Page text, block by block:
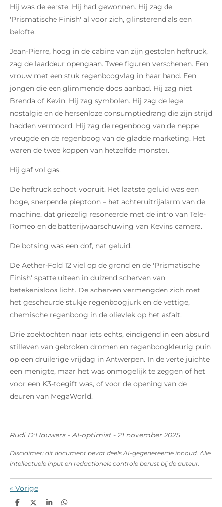
Hij was de eerste. Hij had gewonnen. Hij zag de
'Prismatische Finish' al voor zich, glinsterend als een
belofte.
Jean-Pierre, hoog in de cabine van zijn gestolen heftruck,
zag de laaddeur opengaan. Twee figuren verschenen. Een
vrouw met een stuk regenboogvlag in haar hand. Een
jongen die een glimmende doos aanbad. Hij zag niet
Brenda of Kevin. Hij zag symbolen. Hij zag de lege
nostalgie en de hersenloze consumptiedrang die zijn strijd
hadden vermoord. Hij zag de regenboog van de neppe
vreugde en de regenboog van de gladde marketing. Het
waren de twee koppen van hetzelfde monster.
Hij gaf vol gas.
De heftruck schoot vooruit. Het laatste geluid was een
hoge, snerpende pieptoon – het achteruitrijalarm van de
machine, dat griezelig resoneerde met de intro van Tele-
Romeo en de batterijwaarschuwing van Kevins camera.
De botsing was een dof, nat geluid.
De Aether-Fold 12 viel op de grond en de 'Prismatische
Finish' spatte uiteen in duizend scherven van
betekenisloos licht. De scherven vermengden zich met
het gescheurde stukje regenboogjurk en de vettige,
chemische regenboog in de olievlek op het asfalt.
Drie zoektochten naar iets echts, eindigend in een absurd
stilleven van gebroken dromen en regenboogkleurig puin
op een druilerige vrijdag in Antwerpen. In de verte juichte
een menigte, maar het was onmogelijk te zeggen of het
voor een K3-toegift was, of voor de opening van de
deuren van MegaWorld.
Rudi D'Hauwers - AI-optimist - 21 november 2025
Disclaimer: dit document bevat deels AI-gegenereerde inhoud. Alle
intellectuele input en redactionele controle berust bij de auteur.
« Vorige
D
D
S
D